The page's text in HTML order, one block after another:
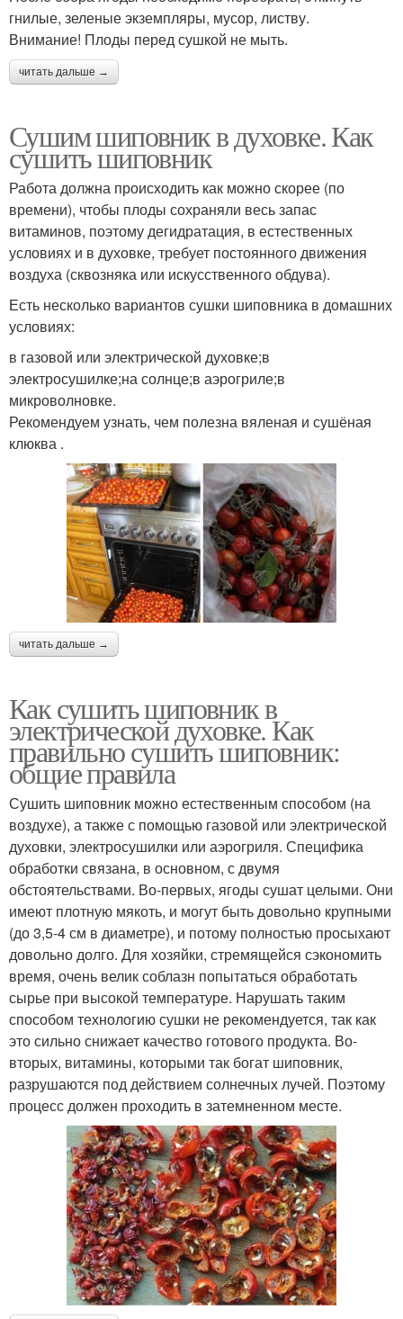
гнилые, зеленые экземпляры, мусор, листву.
Внимание! Плоды перед сушкой не мыть.
читать дальше →
Сушим шиповник в духовке. Как
сушить шиповник
Работа должна происходить как можно скорее (по
времени), чтобы плоды сохраняли весь запас
витаминов, поэтому дегидратация, в естественных
условиях и в духовке, требует постоянного движения
воздуха (сквозняка или искусственного обдува).
Есть несколько вариантов сушки шиповника в домашних
условиях:
в газовой или электрической духовке;в
электросушилке;на солнце;в аэрогриле;в
микроволновке.
Рекомендуем узнать, чем полезна вяленая и сушёная
клюква .
читать дальше →
Как сушить шиповник в
электрической духовке. Как
правильно сушить шиповник:
общие правила
Сушить шиповник можно естественным способом (на
воздухе), а также с помощью газовой или электрической
духовки, электросушилки или аэрогриля. Специфика
обработки связана, в основном, с двумя
обстоятельствами. Во-первых, ягоды сушат целыми. Они
имеют плотную мякоть, и могут быть довольно крупными
(до 3,5-4 см в диаметре), и потому полностью просыхают
довольно долго. Для хозяйки, стремящейся сэкономить
время, очень велик соблазн попытаться обработать
сырье при высокой температуре. Нарушать таким
способом технологию сушки не рекомендуется, так как
это сильно снижает качество готового продукта. Во-
вторых, витамины, которыми так богат шиповник,
разрушаются под действием солнечных лучей. Поэтому
процесс должен проходить в затемненном месте.